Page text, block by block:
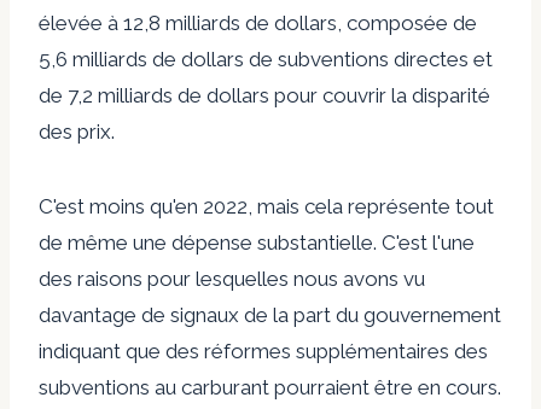
élevée à 12,8 milliards de dollars, composée de
5,6 milliards de dollars de subventions directes et
de 7,2 milliards de dollars pour couvrir la disparité
des prix.
C'est moins qu'en 2022, mais cela représente tout
de même une dépense substantielle. C'est l'une
des raisons pour lesquelles nous avons vu
davantage de signaux de la part du gouvernement
indiquant que des réformes supplémentaires des
subventions au carburant pourraient être en cours.